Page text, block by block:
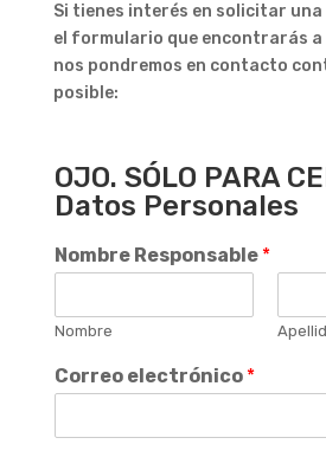
Si tienes interés en solicitar
el formulario que encontrarás
nos pondremos en contacto
posible:
OJO. SÓLO PARA
Datos Personales
Nombre Responsable *
Nombre
Correo electrónico *